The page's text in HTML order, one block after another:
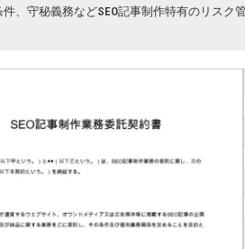
件、守秘義務などSEO記事制作特有のリス